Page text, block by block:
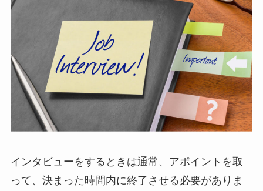
インタビューをするときは通常、アポイントを取
って、決まった時間内に終了させる必要がありま